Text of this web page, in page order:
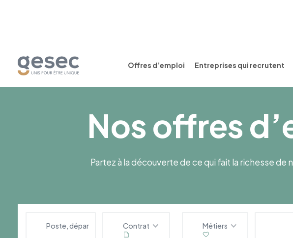
Offres d’emploi Entreprises qui recrutent
Nos offres
Partez à la découverte de ce qui fait la richesse
Contrat Métiers